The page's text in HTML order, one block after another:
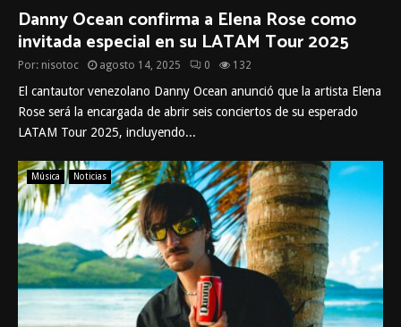
Danny Ocean confirma a Elena Rose como
invitada especial en su LATAM Tour 2025
Por: nisotoc agosto 14, 2025 0 132
El cantautor venezolano Danny Ocean anunció que la artista Elena
Rose será la encargada de abrir seis conciertos de su esperado
LATAM Tour 2025, incluyendo...
Música Noticias